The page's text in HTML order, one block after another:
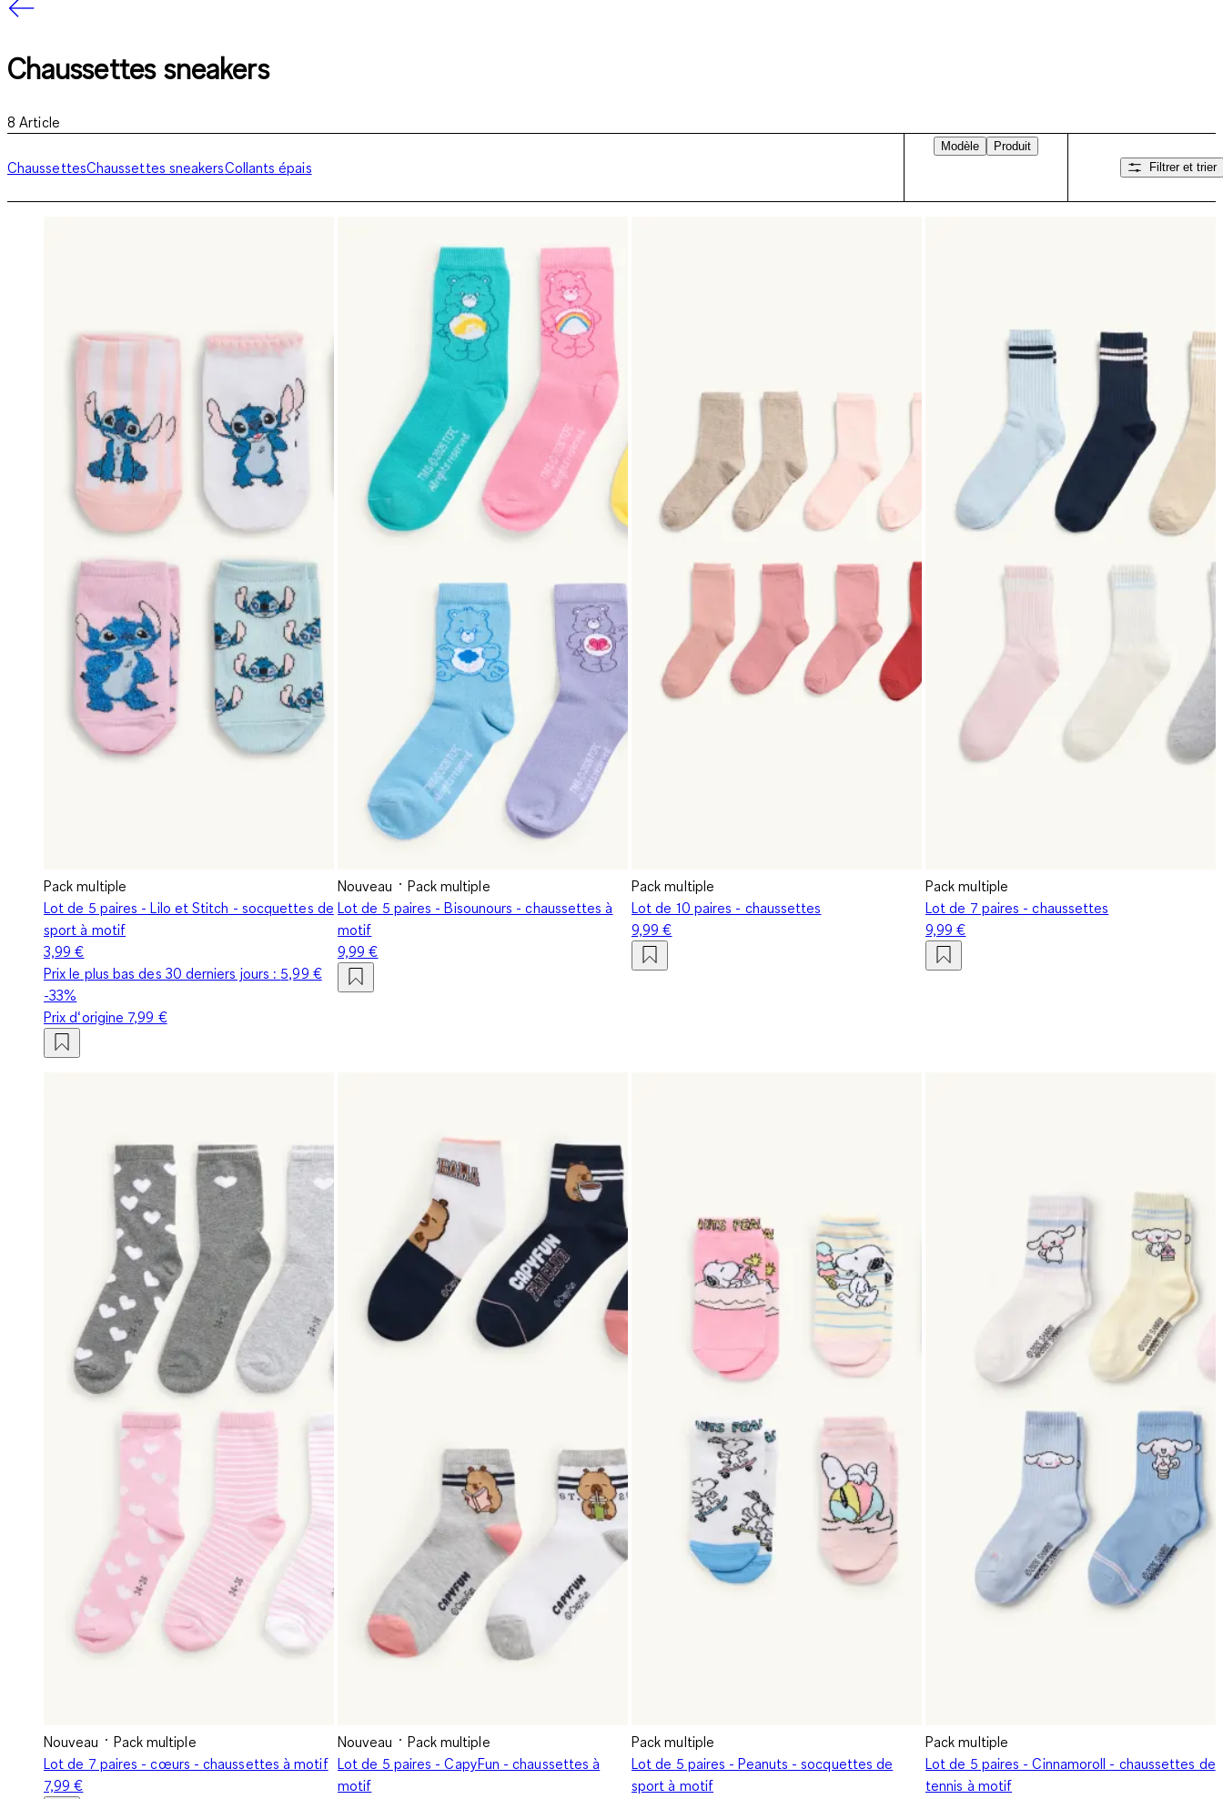
Chaussettes sneakers
8 Article
ChaussettesChaussettes sneakersCollants épais
Modèle
Produit
Filtrer et trier
Pack multiple
Lot de 5 paires - Lilo et Stitch - socquettes de
sport à motif
3,99 €
Prix le plus bas des 30 derniers jours : 5,99 €
-33%
Prix d‘origine 7,99 €
Nouveau
Pack multiple
Lot de 5 paires - Bisounours - chaussettes à
motif
9,99 €
Pack multiple
Lot de 10 paires - chaussettes
9,99 €
Pack multiple
Lot de 7 paires - chaussettes
9,99 €
Nouveau
Pack multiple
Lot de 7 paires - cœurs - chaussettes à motif
7,99 €
Nouveau
Pack multiple
Lot de 5 paires - CapyFun - chaussettes à
motif
Pack multiple
Lot de 5 paires - Peanuts - socquettes de
sport à motif
Pack multiple
Lot de 5 paires - Cinnamoroll - chaussettes de
tennis à motif